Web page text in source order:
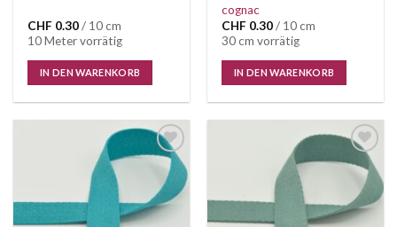
CHF 0.30/ 10 cm
10 Meter vorrätig
IN DEN WARENKORB
cognac
CHF 0.30/ 10 cm
30 cm vorrätig
IN DEN WARENKORB
Wunschliste
Auf die
Wunschliste